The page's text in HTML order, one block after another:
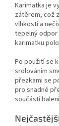
Karimatka je
zátěrem, což
vlhkosti a
tepelný odpor
karimatku
Po použití se
srolováním
přezkami se
pro snadné
součástí